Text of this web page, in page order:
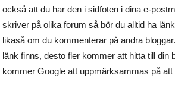
också att du har den i sidfoten i dina e-
skriver på olika forum så bör du alltid ha
likaså om du kommenterar på andra
länk finns, desto fler kommer att hitta till din
kommer Google att uppmärksammas på att